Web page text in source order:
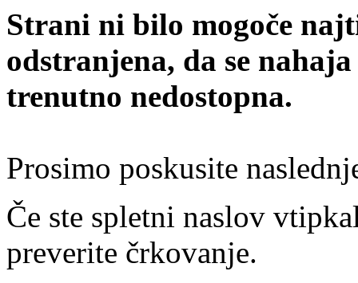
Strani ni bilo mogoče
odstranjena, da se
trenutno nedostopna.
Prosimo poskusite
Če ste spletni naslov
preverite črkovanje.